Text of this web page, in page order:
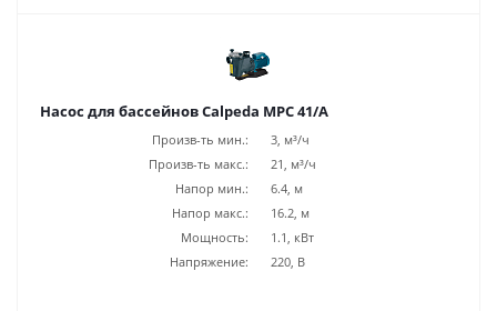
Насос для бассейнов Calpeda MPC 41/A
Произв-ть мин.:
3, м³/ч
Произв-ть макс.:
21, м³/ч
Напор мин.:
6.4, м
Напор макс.:
16.2, м
Мощность:
1.1, кВт
Напряжение:
220, В